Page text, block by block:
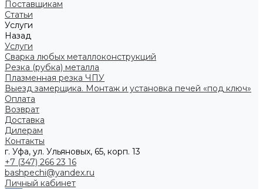
Поставщикам
Статьи
Услуги
Назад
Услуги
Сварка любых металлоконструкций
Резка (рубка) металла
Плазменная резка ЧПУ
Выезд замерщика. Монтаж и установка печей «под ключ»
Оплата
Возврат
Доставка
Дилерам
Контакты
г. Уфа, ул. Ульяновых, 65, корп. 13
+7 (347) 266 23 16
bashpechi@yandex.ru
Личный кабинет